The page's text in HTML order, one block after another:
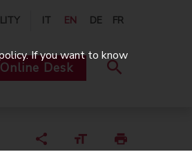
IT EN DE FR
Online Desk
If you want to know